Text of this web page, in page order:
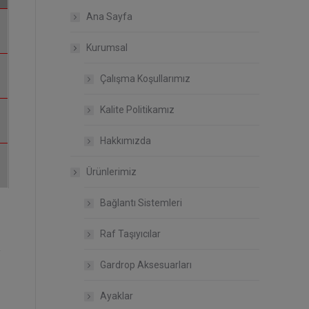
Ana Sayfa
Kurumsal
Çalışma Koşullarımız
Kalite Politikamız
Hakkımızda
Ürünlerimiz
Bağlantı Sistemleri
Raf Taşıyıcılar
Gardrop Aksesuarları
Ayaklar